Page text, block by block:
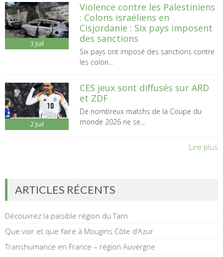
3 Juil
Violence contre les Palestiniens
: Colons israéliens en
Cisjordanie : Six pays imposent
des sanctions
Six pays ont imposé des sanctions contre
les colon...
2 Juil
CES jeux sont diffusés sur ARD
et ZDF
De nombreux matchs de la Coupe du
monde 2026 ne se...
Lire plus
ARTICLES RÉCENTS
Découvrez la paisible région du Tarn
Que voir et que faire à Mougins Côte d’Azur
Transhumance en France – région Auvergne